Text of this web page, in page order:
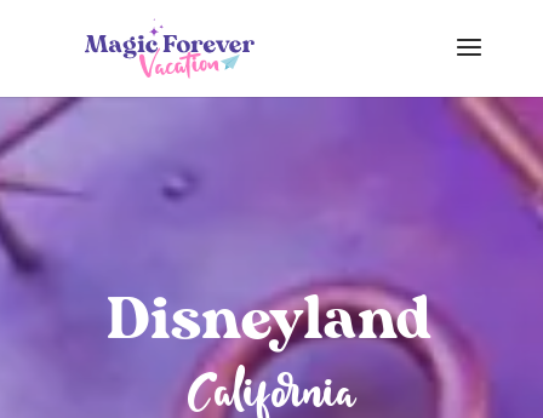
Disneyland
California